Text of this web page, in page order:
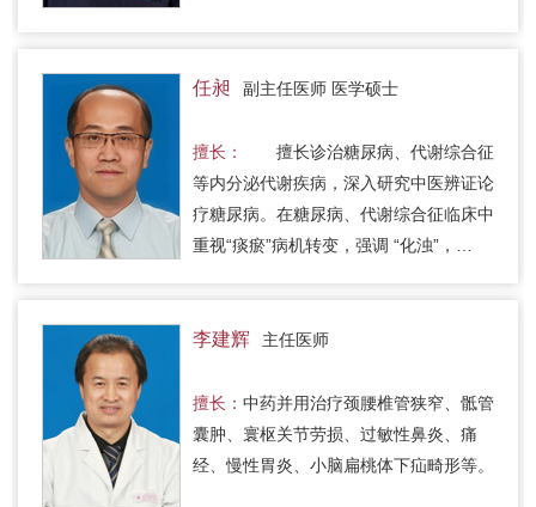
任昶 副主任医师 医学硕士
擅长：
擅长诊治糖尿病、代谢综合征
等内分泌代谢疾病，深入研究中医辨证论
疗糖尿病。在糖尿病、代谢综合征临床中
重视“痰瘀”病机转变，强调 “化浊”，
李建辉 主任医师
擅长： 中药并用治疗颈腰椎管狭窄、骶管
囊肿、寰枢关节劳损、过敏性鼻炎、痛
经、慢性胃炎、小脑扁桃体下疝畸形等。